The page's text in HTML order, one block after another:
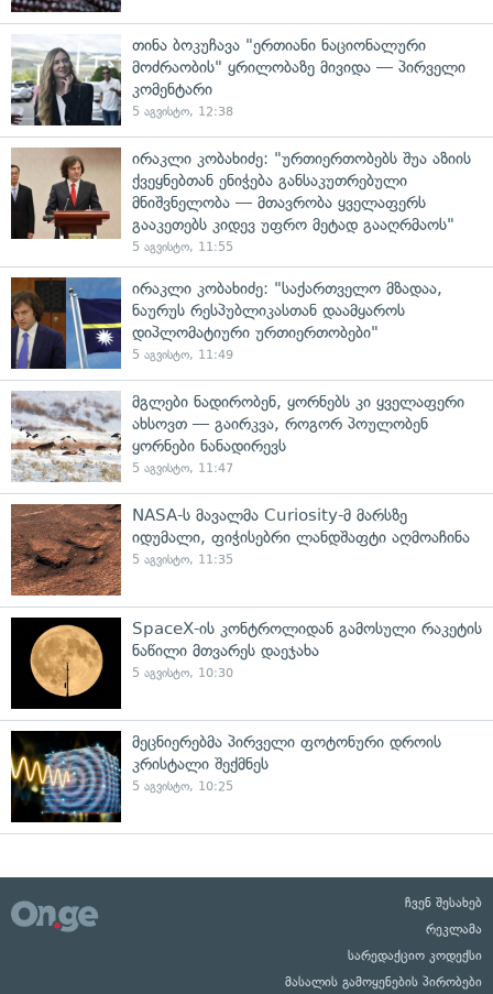
თინა ბოკუჩავა "ერთიანი ნაციონალური
მოძრაობის" ყრილობაზე მივიდა — პირველი
კომენტარი
5 აგვისტო, 12:38
ირაკლი კობახიძე: "ურთიერთობებს შუა აზიის
ქვეყნებთან ენიჭება განსაკუთრებული
მნიშვნელობა — მთავრობა ყველაფერს
გააკეთებს კიდევ უფრო მეტად გააღრმაოს"
5 აგვისტო, 11:55
ირაკლი კობახიძე: "საქართველო მზადაა,
ნაურუს რესპუბლიკასთან დაამყაროს
დიპლომატიური ურთიერთობები"
5 აგვისტო, 11:49
მგლები ნადირობენ, ყორნებს კი ყველაფერი
ახსოვთ — გაირკვა, როგორ პოულობენ
ყორნები ნანადირევს
5 აგვისტო, 11:47
NASA-ს მავალმა Curiosity-მ მარსზე
იდუმალი, ფიჭისებრი ლანდშაფტი აღმოაჩინა
5 აგვისტო, 11:35
SpaceX-ის კონტროლიდან გამოსული რაკეტის
ნაწილი მთვარეს დაეჯახა
5 აგვისტო, 10:30
მეცნიერებმა პირველი ფოტონური დროის
კრისტალი შექმნეს
5 აგვისტო, 10:25
ჩვენ შესახებ
რეკლამა
სარედაქციო კოდექსი
მასალის გამოყენების პირობები